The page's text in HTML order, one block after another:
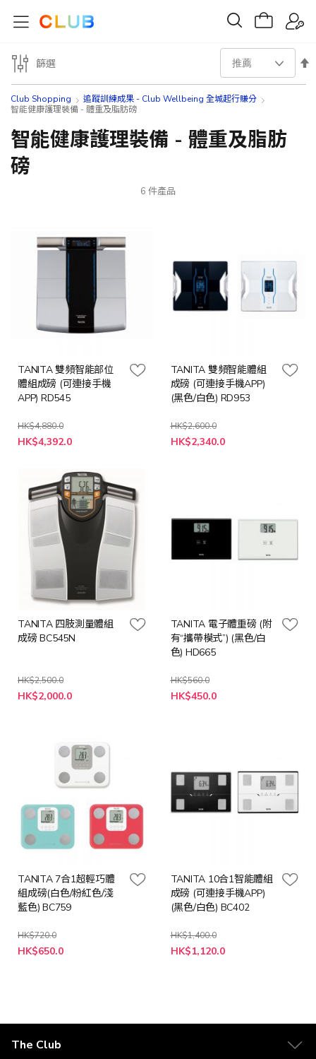
Club Shopping
追蹤訓練成果 - Club Wellbeing 全城起行賺分
智能健康護理裝備 - 體重及脂肪磅
智能健康護理裝備 - 體重及脂肪
磅
6 件產品
設
TANITA 雙頻智能部位
體組成磅 (可連接手機
APP) RD545
HK$4,880.0
特
殊
HK$4,392.0
TANITA 雙頻智能體組
成磅 (可連接手機APP)
(黑色/白色) RD953
HK$2,600.0
HK$2,340.0
TANITA 四肢測量體組
成磅 BC545N
HK$2,500.0
特
殊
HK$2,000.0
TANITA 電子體重磅 (附
有“攜帶模式”) (黑色/白
色) HD665
HK$560.0
HK$450.0
TANITA 7合1超輕巧體
組成磅(白色/粉紅色/淺
藍色) BC759
HK$720.0
HK$650.0
TANITA 10合1智能體組
成磅 (可連接手機APP)
(黑色/白色) BC402
HK$1,400.0
HK$1,120.0
篩選
The Club